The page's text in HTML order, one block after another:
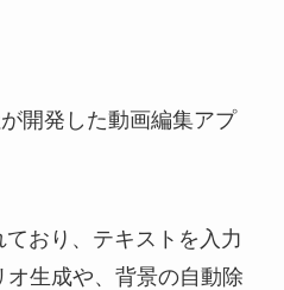
開発した動画編集アプ
おり、テキストを入力
生成や、背景の自動除